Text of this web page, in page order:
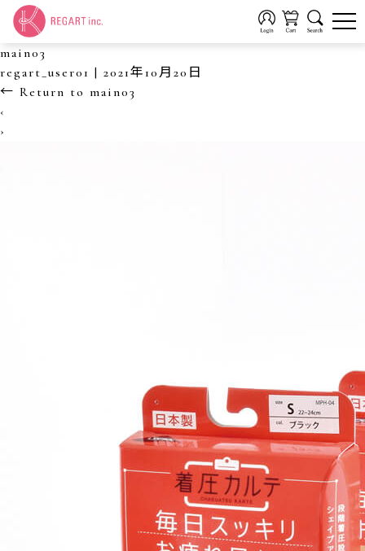
main03
regart_user01 | 2021年10月20日
← Return to main03
‹
›